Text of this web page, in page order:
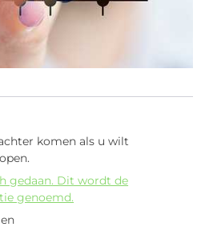
komen als u wilt
gedaan. Dit wordt de
genoemd.